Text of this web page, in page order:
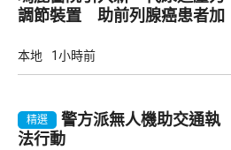
調節裝置 助前列腺癌患者加
本地 1小時前
精選
警方派無人機助交通執
法行動